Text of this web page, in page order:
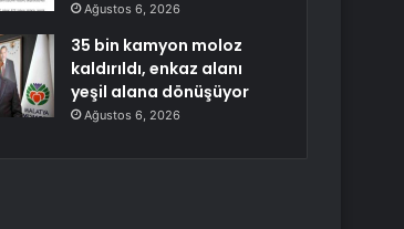
Ağustos 6, 2026
35 bin kamyon moloz
kaldırıldı, enkaz alanı
yeşil alana dönüşüyor
Ağustos 6, 2026